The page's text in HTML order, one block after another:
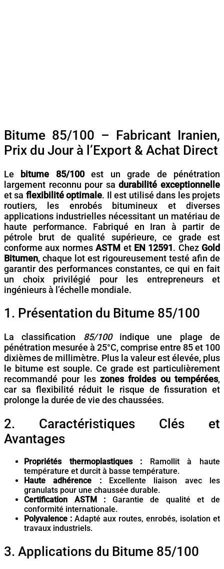
Bitume 85/100 – Fabricant Iranien,
Prix du Jour à l’Export & Achat Direct
Le bitume 85/100est un grade de pénétration
largement reconnu pour sadurabilité exceptionnelle
et sa flexibilité optimale. Il est utilisé dans les projets
routiers, les enrobés bitumineux et diverses
applications industrielles nécessitant un matériau de
haute performance. Fabriqué en Iran à partir de
pétrole brut de qualité supérieure, ce grade est
conforme aux normesASTM et EN 12591. Chez Gold
Bitumen, chaque lot est rigoureusement testé afin de
garantir des performances constantes, ce qui en fait
un choix privilégié pour les entrepreneurs et
ingénieurs à l’échelle mondiale.
1. Présentation du Bitume 85/100
La classification 85/100indique une plage de
pénétration mesurée à 25°C, comprise entre 85 et 100
dixièmes de millimètre. Plus la valeur est élevée, plus
le bitume est souple. Ce grade est particulièrement
recommandé pour les zones froides ou tempérées,
car sa flexibilité réduit le risque de fissuration et
prolonge la durée de vie des chaussées.
2. Caractéristiques Clés et
Avantages
Propriétés thermoplastiques : Ramollit à haute
température et durcit à basse température.
Haute adhérence :Excellente liaison avec les
granulats pour une chaussée durable.
Certification ASTM : Garantie de qualité et de
conformité internationale.
Polyvalence : Adapté aux routes, enrobés, isolation et
travaux industriels.
3. Applications du Bitume 85/100